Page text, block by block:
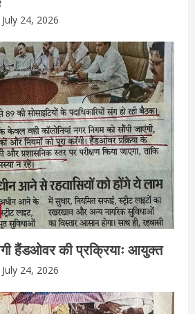
July 24, 2026
हैंडओवर की प्रक्रियाः आयुक्त
July 24, 2026